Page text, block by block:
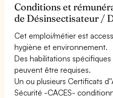
Conditions et
de Désinsectisateur /
Cet emploi/métier est
hygiène et environnement.
Des habilitations
peuvent être requises.
Un ou plusieurs Certificats
Sécurité -CACES-